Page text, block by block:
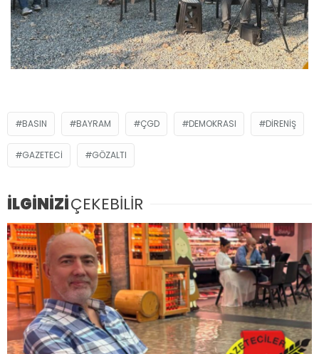
BASIN BAYRAM ÇGD DEMOKRASI DIRENIŞ
GAZETECI GÖZALTI
İLGİNİZİÇEKEBİLİR